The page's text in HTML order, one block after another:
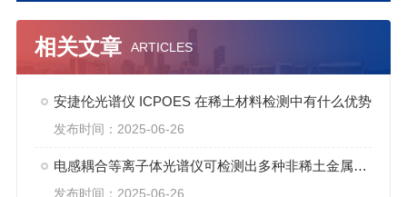
相关文章 ARTICLES
安捷伦光谱仪 ICPOES 在稀土材料检测中有什么优势
发布时间：2025-06-26
电感耦合等离子体光谱仪可检测出多种非稀土金属元素
发布时间：2025-06-26